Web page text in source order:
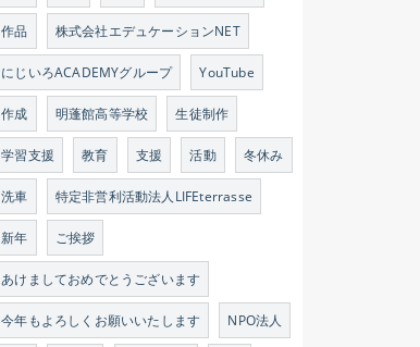
作品 株式会社エデュケーションNET
にじいろACADEMYグループ YouTube
作成 明蓬館高等学校 生徒制作
学習支援 教育 支援 活動 冬休み
洗車 特定非営利活動法人LIFEterrasse
新年 ご挨拶
あけましておめでとうございます
今年もよろしくお願いいたします NPO法人